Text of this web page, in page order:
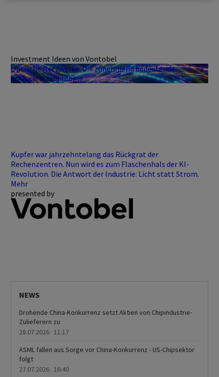
Investment Ideen von Vontobel
Optische Netzwerke: Die zunehmend bedeutende
Schlüsseltechnologie
Kupfer war jahrzehntelang das Rückgrat der
Rechenzentren. Nun wird es zum Flaschenhals der KI-
Revolution. Die Antwort der Industrie: Licht statt Strom.
Mehr
presented by
NEWS
Drohende China-Konkurrenz setzt Aktien von Chipindustrie-
Zulieferern zu
28.07.2026 11:17
ASML fallen aus Sorge vor China-Konkurrenz - US-Chipsektor
folgt
27.07.2026 16:40